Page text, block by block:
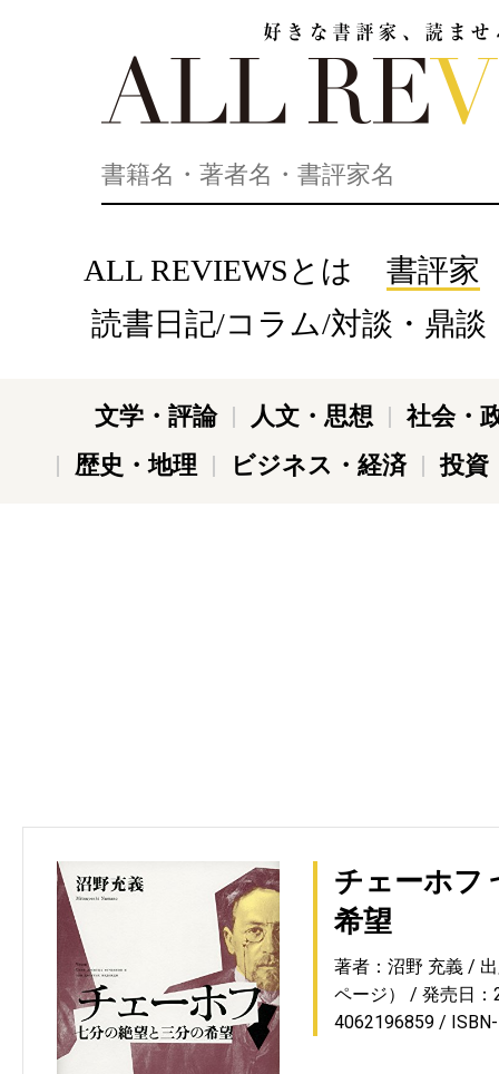
ALL REVIEWSとは
書評家
読書日記/コラム/対談・鼎談
文学・評論 人文・思想
社会・
歴史・地理
ビジネス・経済 投資
チェーホフ
希望
著者：沼野 充義
ページ）
発売日
4062196859